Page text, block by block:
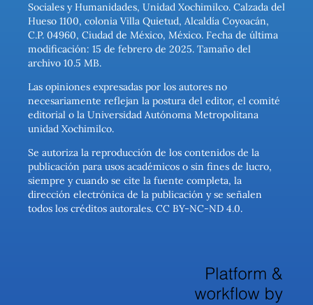
Sociales y Humanidades, Unidad Xochimilco. Calzada del
Hueso 1100, colonia Villa Quietud, Alcaldía Coyoacán,
C.P. 04960, Ciudad de México, México. Fecha de última
modificación: 15 de febrero de 2025. Tamaño del
archivo 10.5 MB.
Las opiniones expresadas por los autores no
necesariamente reflejan la postura del editor, el comité
editorial o la Universidad Autónoma Metropolitana
unidad Xochimilco.
Se autoriza la reproducción de los contenidos de la
publicación para usos académicos o sin fines de lucro,
siempre y cuando se cite la fuente completa, la
dirección electrónica de la publicación y se señalen
todos los créditos autorales. CC BY-NC-ND 4.0.